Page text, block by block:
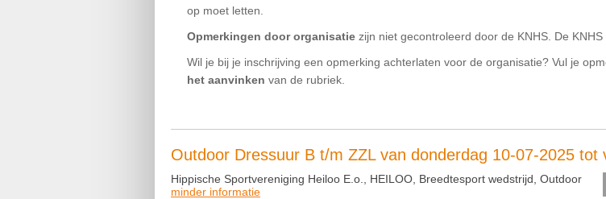
op moet letten.
Opmerkingen door organisatie zijn niet gecontroleerd door de KNHS. De
Wil je bij je inschrijving een opmerking achterlaten voor de organisatie? Vul je
het aanvinken van de rubriek.
Outdoor Dressuur B t/m ZZL van donderdag 10-07-2025 tot
Hippische Sportvereniging Heiloo E.o., HEILOO, Breedtesport wedstrijd, Outdoor
minder informatie